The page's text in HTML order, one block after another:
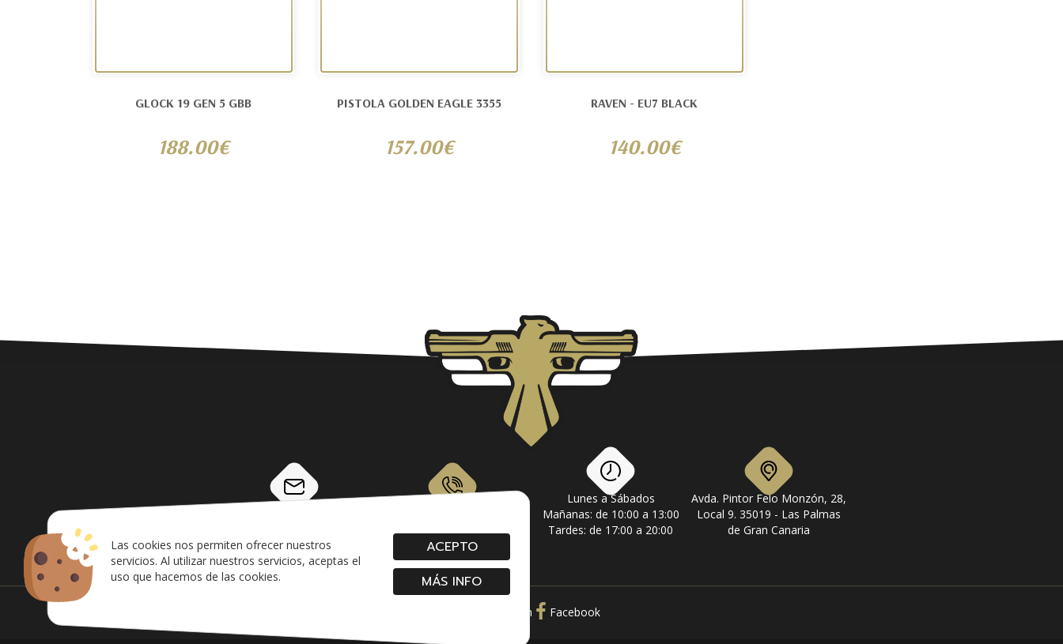
Las cookies nos permiten ofrecer nuestros
servicios. Al utilizar nuestros servicios, aceptas el
uso que hacemos de las cookies.
ACEPTO
MÁS INFO
GLOCK 19 GEN 5 GBB
188.00€
PISTOLA GOLDEN EAGLE 3355
157.00€
RAVEN - EU7 BLACK
140.00€
Lunes a Sábados
Mañanas: de 10:00 a 13:00
Tardes: de 17:00 a 20:00
Avda. Pintor Felo Monzón, 28,
Local 9. 35019 - Las Palmas
de Gran Canaria
Instagram Facebook